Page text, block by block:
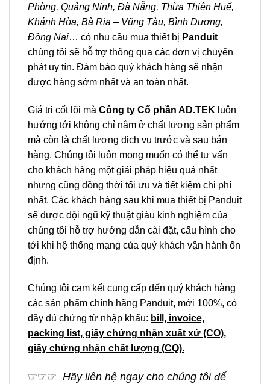
Phòng, Quảng Ninh, Đà Nẵng, Thừa Thiên Huế,
Khánh Hòa, Bà Rịa – Vũng Tàu, Bình Dương,
Đồng Nai… có nhu cầu mua thiết bị Panduit
chúng tôi sẽ hỗ trợ thông qua các đơn vị chuyển
phát uy tín. Đảm bảo quý khách hàng sẽ nhận
được hàng sớm nhất và an toàn nhất.
Giá trị cốt lõi mà Công ty Cổ phần AD.TEK luôn
hướng tới không chỉ nằm ở chất lượng sản phẩm
mà còn là chất lượng dịch vụ trước và sau bán
hàng. Chúng tôi luôn mong muốn có thể tư vấn
cho khách hàng một giải pháp hiệu quả nhất
nhưng cũng đồng thời tối ưu và tiết kiệm chi phí
nhất. Các khách hàng sau khi mua thiết bị Panduit
sẽ được đội ngũ kỹ thuật giàu kinh nghiệm của
chúng tôi hỗ trợ hướng dẫn cài đặt, cấu hình cho
tới khi hệ thống mạng của quý khách vận hành ổn
định.
Chúng tôi cam kết cung cấp đến quý khách hàng
các sản phẩm chính hãng Panduit, mới 100%, có
đầy đủ chứng từ nhập khẩu: bill, invoice,
packing list, giấy chứng nhận xuất xứ (CO),
giấy chứng nhận chất lượng (CQ).
☞☞☞ Hãy liên hệ ngay cho chúng tôi để